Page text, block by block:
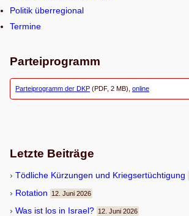
Politik überregional
Termine
Parteiprogramm
Parteiprogramm der DKP (PDF, 2 MB), online
Letzte Beiträge
Töd­li­che Kür­zun­gen und Kriegsertüchtigung
Rota­tion 12. Juni 2026
Was ist los in Israel? 12. Juni 2026